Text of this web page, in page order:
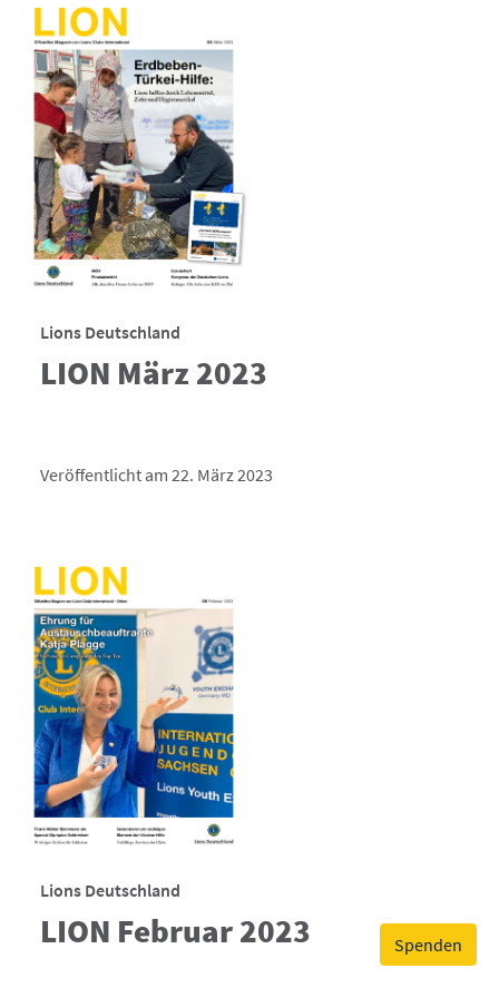
Spenden
Lions Deutschland
LION März 2023
Veröffentlicht am 22. März 2023
Lions Deutschland
LION Februar 2023